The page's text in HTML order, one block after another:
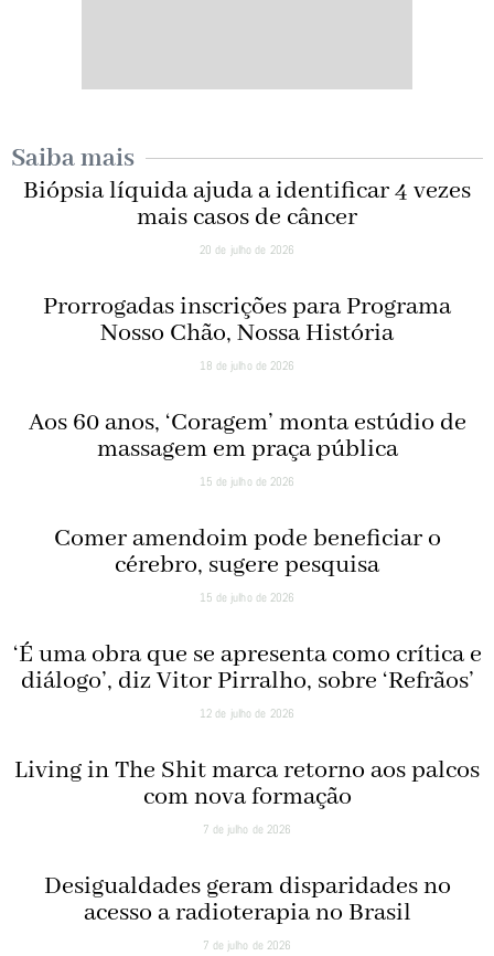
Saiba mais
Biópsia líquida ajuda a identificar 4 vezes
mais casos de câncer
20 de julho de 2026
Prorrogadas inscrições para Programa
Nosso Chão, Nossa História
18 de julho de 2026
Aos 60 anos, ‘Coragem’ monta estúdio de
massagem em praça pública
15 de julho de 2026
Comer amendoim pode beneficiar o
cérebro, sugere pesquisa
15 de julho de 2026
‘É uma obra que se apresenta como crítica e
diálogo’, diz Vitor Pirralho, sobre ‘Refrãos’
12 de julho de 2026
Living in The Shit marca retorno aos palcos
com nova formação
7 de julho de 2026
Desigualdades geram disparidades no
acesso a radioterapia no Brasil
7 de julho de 2026